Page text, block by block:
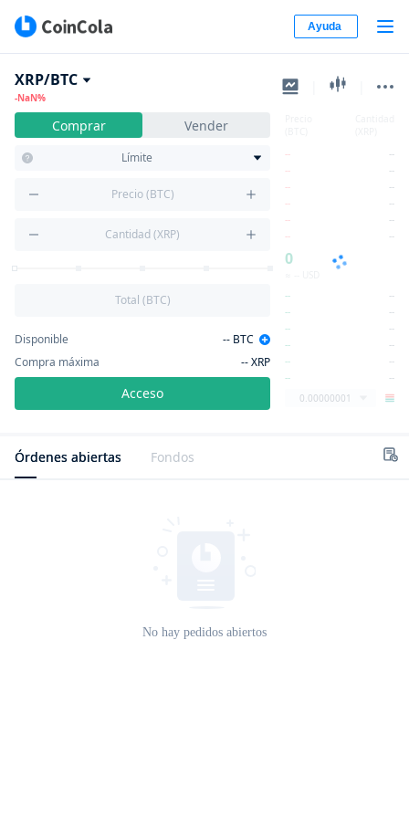
Ayuda
XRP/BTC
-NaN%
Comprar Vender
Límite
Precio (BTC)
Cantidad (XRP)
Total (BTC)
Disponible -- BTC
Compra máxima
--XRP
Acceso
--
--
--
--
--
--
--
--
--
--
--
--
0
--
--
--
--
--
--
--
--
--
--
--
--
0.00000001
Órdenes abiertas Fondos
No hay pedidos abiertos